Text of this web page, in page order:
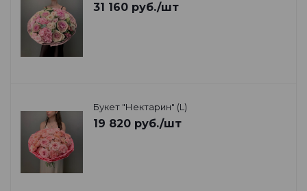
31 160 руб./шт
Букет "Нектарин" (L)
19 820 руб./шт